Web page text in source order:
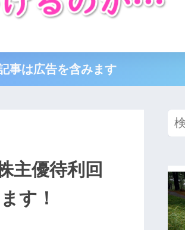
事は広告を含みます
主優待利回
す！